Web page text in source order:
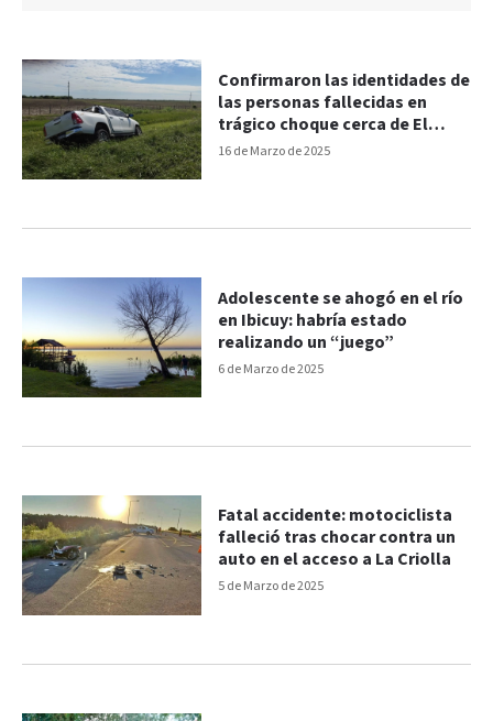
16 de Marzo de 2025
Confirmaron las identidades de
las personas fallecidas en
trágico choque cerca de El
Pingo
6 de Marzo de 2025
Adolescente se ahogó en el río
en Ibicuy: habría estado
realizando un “juego”
5 de Marzo de 2025
Fatal accidente: motociclista
falleció tras chocar contra un
auto en el acceso a La Criolla